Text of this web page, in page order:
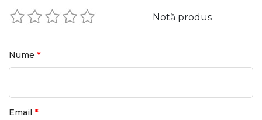
Notă produs
Nume *
Email *